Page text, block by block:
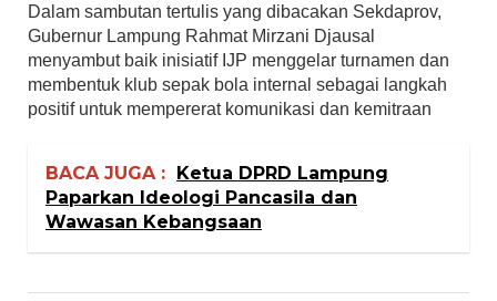
Dalam sambutan tertulis yang dibacakan Sekdaprov,
Gubernur Lampung Rahmat Mirzani Djausal
menyambut baik inisiatif IJP menggelar turnamen dan
membentuk klub sepak bola internal sebagai langkah
positif untuk mempererat komunikasi dan kemitraan
BACA JUGA : Ketua DPRD Lampung
Paparkan Ideologi Pancasila dan
Wawasan Kebangsaan